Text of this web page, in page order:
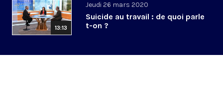
13:13
Jeudi 26 mars 2020
Suicide au travail : de quoi parle
t-on ?